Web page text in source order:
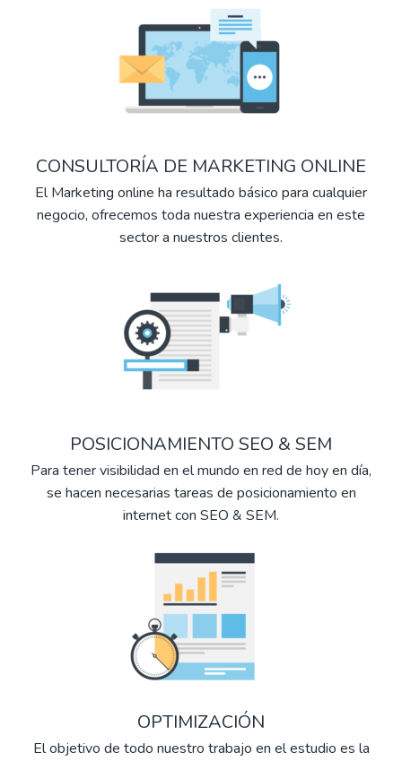
CONSULTORÍA DE MARKETING ONLINE
El Marketing online ha resultado básico para cualquier
negocio, ofrecemos toda nuestra experiencia en este
sector a nuestros clientes.
POSICIONAMIENTO SEO & SEM
Para tener visibilidad en el mundo en red de hoy en día,
se hacen necesarias tareas de posicionamiento en
internet con SEO & SEM.
OPTIMIZACIÓN
El objetivo de todo nuestro trabajo en el estudio es la